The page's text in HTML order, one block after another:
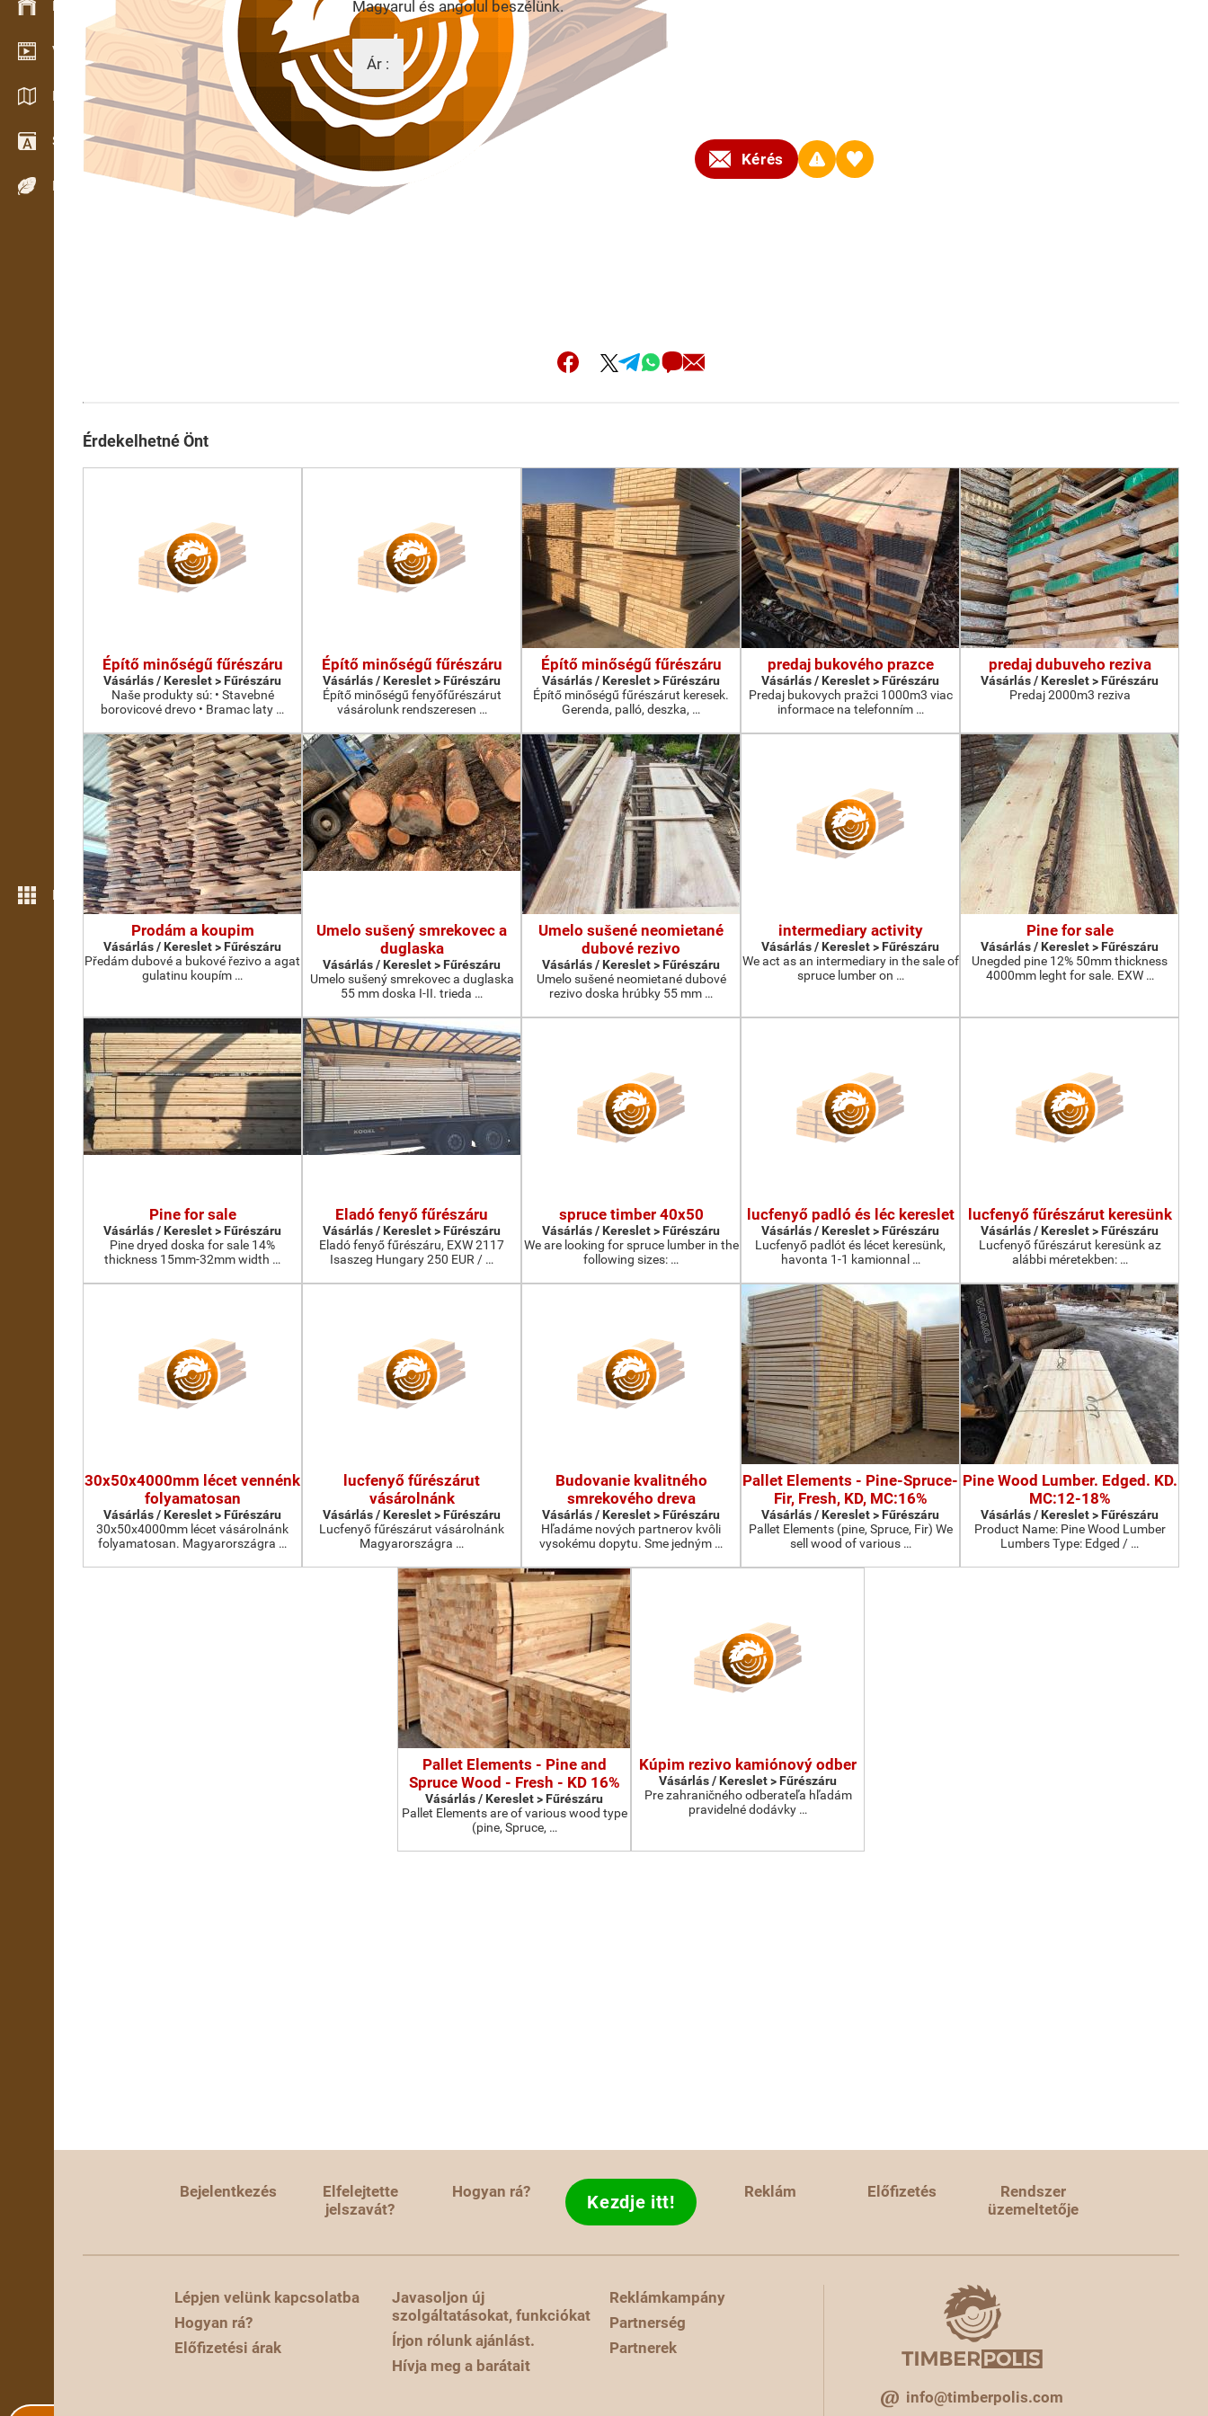
Készlet kezelés
Video bemutatóterem
Katalógusok / Prospektusok
Szótár
Fafajok
Még több funkció
Magyarul és angolul beszélünk.
Ár :
13.10.2023 Kérés
Érdekelhetné Önt
Építő minőségű fűrészáru
Vásárlás / Kereslet > Fűrészáru
Naše produkty sú: • Stavebné
borovicové drevo • Bramac laty …
Építő minőségű fűrészáru
Vásárlás / Kereslet > Fűrészáru
Építő minőségű fenyőfűrészárut
vásárolunk rendszeresen …
Építő minőségű fűrészáru
Vásárlás / Kereslet > Fűrészáru
Építő minőségű fűrészárut keresek.
Gerenda, palló, deszka, …
predaj bukového prazce
Vásárlás / Kereslet > Fűrészáru
Predaj bukovych pražci 1000m3 viac
informace na telefonním …
predaj dubuveho reziva
Vásárlás / Kereslet > Fűrészáru
Predaj 2000m3 reziva
Prodám a koupim
Vásárlás / Kereslet > Fűrészáru
Předám dubové a bukové řezivo a agat
gulatinu koupím …
Umelo sušený smrekovec a
duglaska
Vásárlás / Kereslet > Fűrészáru
Umelo sušený smrekovec a duglaska
55 mm doska I-II. trieda …
Umelo sušené neomietané
dubové rezivo
Vásárlás / Kereslet > Fűrészáru
Umelo sušené neomietané dubové
rezivo doska hrúbky 55 mm …
intermediary activity
Vásárlás / Kereslet > Fűrészáru
We act as an intermediary in the sale of
spruce lumber on …
Pine for sale
Vásárlás / Kereslet > Fűrészáru
Unegded pine 12% 50mm thickness
4000mm leght for sale. EXW …
Pine for sale
Vásárlás / Kereslet > Fűrészáru
Pine dryed doska for sale 14%
thickness 15mm-32mm width …
Eladó fenyő fűrészáru
Vásárlás / Kereslet > Fűrészáru
Eladó fenyő fűrészáru, EXW 2117
Isaszeg Hungary 250 EUR / …
spruce timber 40x50
Vásárlás / Kereslet > Fűrészáru
We are looking for spruce lumber in the
following sizes: …
lucfenyő padló és léc kereslet
Vásárlás / Kereslet > Fűrészáru
Lucfenyő padlót és lécet keresünk,
havonta 1-1 kamionnal …
lucfenyő fűrészárut keresünk
Vásárlás / Kereslet > Fűrészáru
Lucfenyő fűrészárut keresünk az
alábbi méretekben: …
30x50x4000mm lécet vennénk
folyamatosan
Vásárlás / Kereslet > Fűrészáru
30x50x4000mm lécet vásárolnánk
folyamatosan. Magyarországra …
lucfenyő fűrészárut
vásárolnánk
Vásárlás / Kereslet > Fűrészáru
Lucfenyő fűrészárut vásárolnánk
Magyarországra …
Budovanie kvalitného
smrekového dreva
Vásárlás / Kereslet > Fűrészáru
Hľadáme nových partnerov kvôli
vysokému dopytu. Sme jedným …
Pallet Elements - Pine-Spruce-
Fir, Fresh, KD, MC:16%
Vásárlás / Kereslet > Fűrészáru
Pallet Elements (pine, Spruce, Fir) We
sell wood of various …
Pine Wood Lumber. Edged. KD.
MC:12-18%
Vásárlás / Kereslet > Fűrészáru
Product Name: Pine Wood Lumber
Lumbers Type: Edged / …
Pallet Elements - Pine and
Spruce Wood - Fresh - KD 16%
Vásárlás / Kereslet > Fűrészáru
Pallet Elements are of various wood type
(pine, Spruce, …
Kúpim rezivo kamiónový odber
Vásárlás / Kereslet > Fűrészáru
Pre zahraničného odberateľa hľadám
pravidelné dodávky …
Bejelentkezés
Elfelejtette
jelszavát?
Hogyan rá? Kezdje itt! Reklám Előfizetés
Rendszer
üzemeltetője
Lépjen velünk kapcsolatba
Hogyan rá?
Előfizetési árak
Javasoljon új
szolgáltatásokat, funkciókat
Írjon rólunk ajánlást.
Hívja meg a barátait
Reklámkampány
Partnerség
Partnerek
info@timberpolis.com